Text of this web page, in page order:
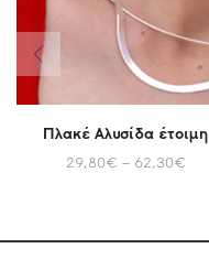
Πλακέ Αλυσίδα έτοιμη
29,80€ – 62,30€